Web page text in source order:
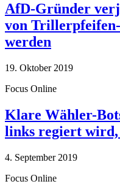
AfD-Gründer
von
werden
19. Oktober 2019
Focus Online
Klare Wähler-
links regiert
4. September 2019
Focus Online